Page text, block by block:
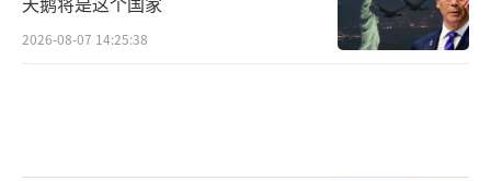
2026-08-07 14:25:38